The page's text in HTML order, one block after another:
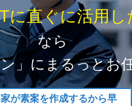
に直ぐに活用し
なら
」にまるっとお
が素案を作成するから早